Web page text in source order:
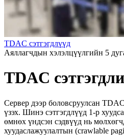
TDAC сэтгэгдлүүд
Аяллагчдын хэлэлцүүлгийн 5
TDAC
Сервер дээр боловсруулсан
үзэх. Шинэ сэтгэгдлүүд 1-р
өмнөх үндсэн сэдвүүд нь
хуудаслажуулалтын (crawlable